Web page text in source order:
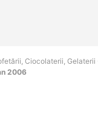
Ciocolaterii, Gelaterii
2006